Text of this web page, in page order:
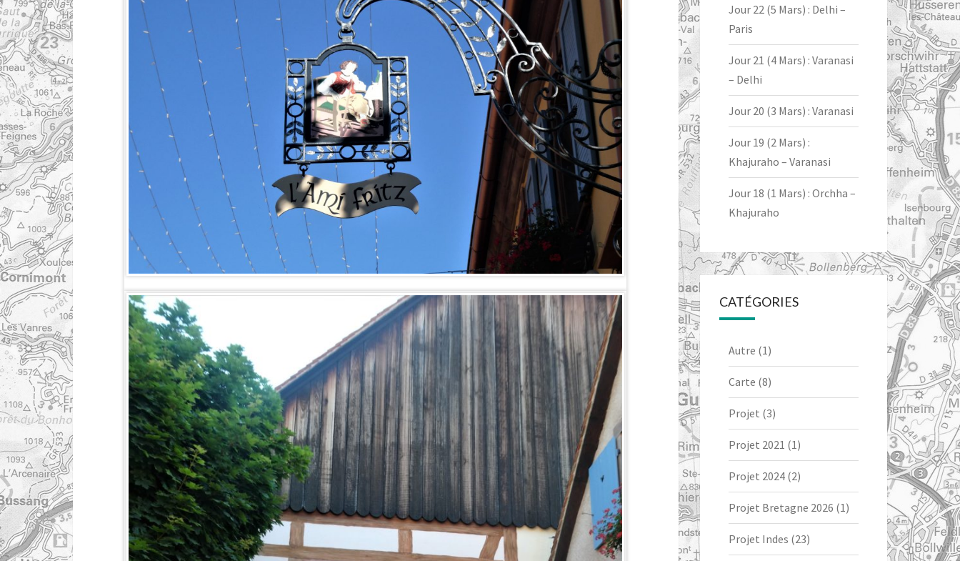
Jour 22 (5 Mars) : Delhi –
Paris
Jour 21 (4 Mars) : Varanasi
– Delhi
Jour 20 (3 Mars) : Varanasi
Jour 19 (2 Mars) :
Khajuraho – Varanasi
Jour 18 (1 Mars) : Orchha –
Khajuraho
CATÉGORIES
Autre (1)
Carte (8)
Projet (3)
Projet 2021 (1)
Projet 2024(2)
Projet Bretagne 2026 (1)
Projet Indes (23)